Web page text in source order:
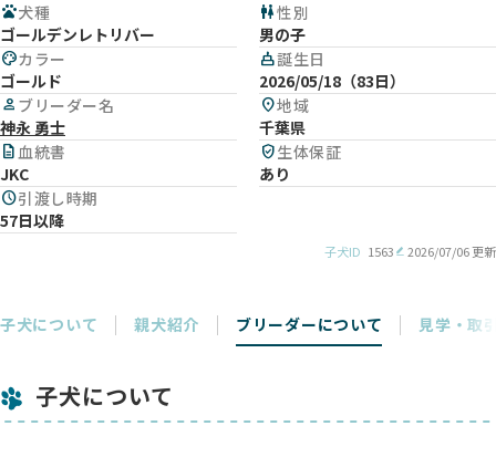
pets犬種
ゴールデンレトリバー
wc性別
男の子
paletteカラー
ゴールド
cake誕生日
2026/05/18（83日）
person ブリーダー名
神永 勇士
location_on地域
千葉県
description血統書
JKC
verified_user生体保証
あり
schedule引渡し時期
57日以降
子犬ID 1563 2026/07/06 更新
子犬について 親犬紹介 ブリーダーについて 見学・取
子犬について